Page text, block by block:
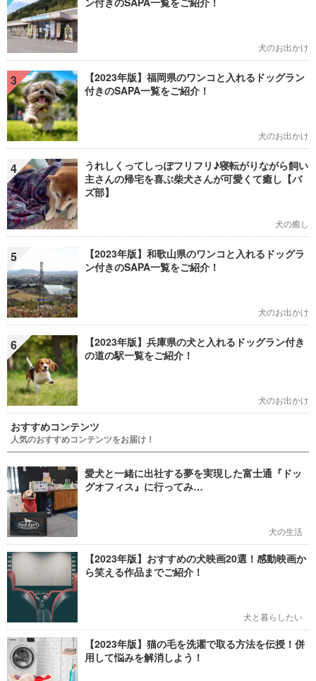
犬のお出かけ
3
【2023年版】福岡県のワンコと入れるドッグラン
付きのSAPA一覧をご紹介！
犬のお出かけ
4
うれしくってしっぽフリフリ♪寝転がりながら飼い
主さんの帰宅を喜ぶ柴犬さんが可愛くて癒し【バ
ズ部】
犬の癒し
5
【2023年版】和歌山県のワンコと入れるドッグラ
ン付きのSAPA一覧をご紹介！
犬のお出かけ
6
【2023年版】兵庫県の犬と入れるドッグラン付き
の道の駅一覧をご紹介！
犬のお出かけ
おすすめコンテンツ
人気のおすすめコンテンツをお届け！
愛犬と一緒に出社する夢を実現した富士通『ドッ
グオフィス』に行ってみ…
犬の生活
【2023年版】おすすめの犬映画20選！感動映画か
ら笑える作品までご紹介！
犬と暮らしたい
【2023年版】猫の毛を洗濯で取る方法を伝授！併
用して悩みを解消しよう！